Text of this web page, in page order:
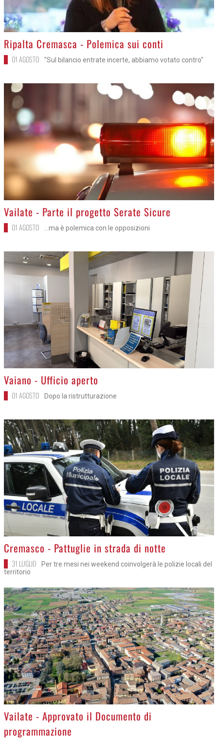
>
Ripalta Cremasca - Polemica sui conti
01 AGOSTO "Sul bilancio entrate incerte, abbiamo votato contro"
>
Vailate - Parte il progetto Serate Sicure
01 AGOSTO ...ma è polemica con le opposizioni
>
Vaiano - Ufficio aperto
01 AGOSTO Dopo la ristrutturazione
>
Cremasco - Pattuglie in strada di notte
31 LUGLIO
Per tre mesi nei weekend coinvolgerà le polizie locali del
territorio
>
Vailate - Approvato il Documento di
programmazione